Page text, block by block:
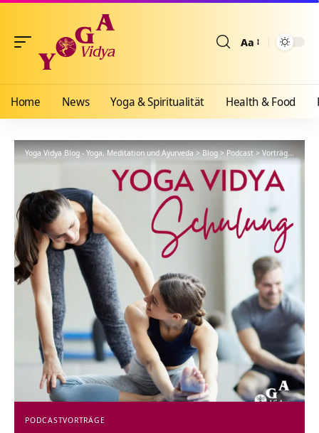
Aa
Home News Yoga & Spiritualität Health & Food
Yoga Vidya Blog - Yoga, Meditation und Ayurveda>Blog>Podcast>Vorträge >
PODCASTVORTRÄGE